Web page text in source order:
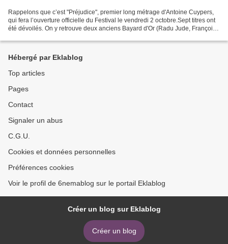
Rappelons que c’est "Préjudice", premier long métrage d'Antoine Cuypers,
qui fera l’ouverture officielle du Festival le vendredi 2 octobre.Sept titres ont
été dévoilés. On y retrouve deux anciens Bayard d'Or (Radu Jude, François
Hébergé par Eklablog
Top articles
Pages
Contact
Signaler un abus
C.G.U.
Cookies et données personnelles
Préférences cookies
Voir le profil de 6nemablog sur le portail Eklablog
Créer un blog sur Eklablog
Créer un blog